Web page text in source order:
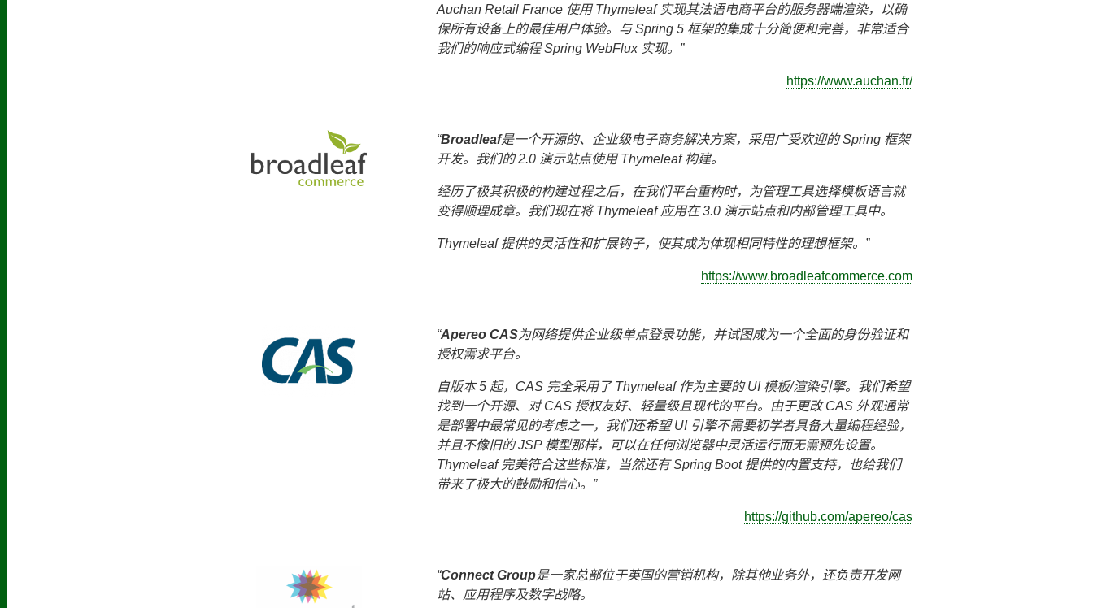
https://www.auchan.fr/
Auchan Retail France 使用 Thymeleaf 实现其法语电商平台的服务器端渲染，以确
保所有设备上的最佳用户体验。与 Spring 5 框架的集成十分简便和完善，非常适合
我们的响应式编程 Spring WebFlux 实现。
https://www.broadleafcommerce.com
Broadleaf是一个开源的、企业级电子商务解决方案，采用广受欢迎的 Spring 框架
开发。我们的 2.0 演示站点使用 Thymeleaf 构建。
经历了极其积极的构建过程之后，在我们平台重构时，为管理工具选择模板语言就
变得顺理成章。我们现在将 Thymeleaf 应用在 3.0 演示站点和内部管理工具中。
Thymeleaf 提供的灵活性和扩展钩子，使其成为体现相同特性的理想框架。
https://github.com/apereo/cas
Apereo CAS为网络提供企业级单点登录功能，并试图成为一个全面的身份验证和
授权需求平台。
自版本 5 起，CAS 完全采用了 Thymeleaf 作为主要的 UI 模板/渲染引擎。我们希望
找到一个开源、对 CAS 授权友好、轻量级且现代的平台。由于更改 CAS 外观通常
是部署中最常见的考虑之一，我们还希望 UI 引擎不需要初学者具备大量编程经验，
并且不像旧的 JSP 模型那样，可以在任何浏览器中灵活运行而无需预先设置。
Thymeleaf 完美符合这些标准，当然还有 Spring Boot 提供的内置支持，也给我们
带来了极大的鼓励和信心。
Connect Group是一家总部位于英国的营销机构，除其他业务外，还负责开发网
站、应用程序及数字战略。